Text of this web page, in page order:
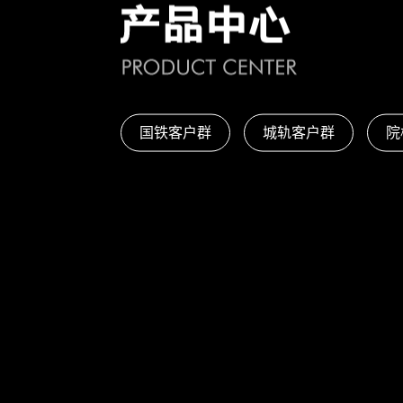
国铁客户群 城轨客户群